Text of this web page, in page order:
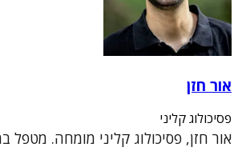
אור חזן
פסיכולוג קליני